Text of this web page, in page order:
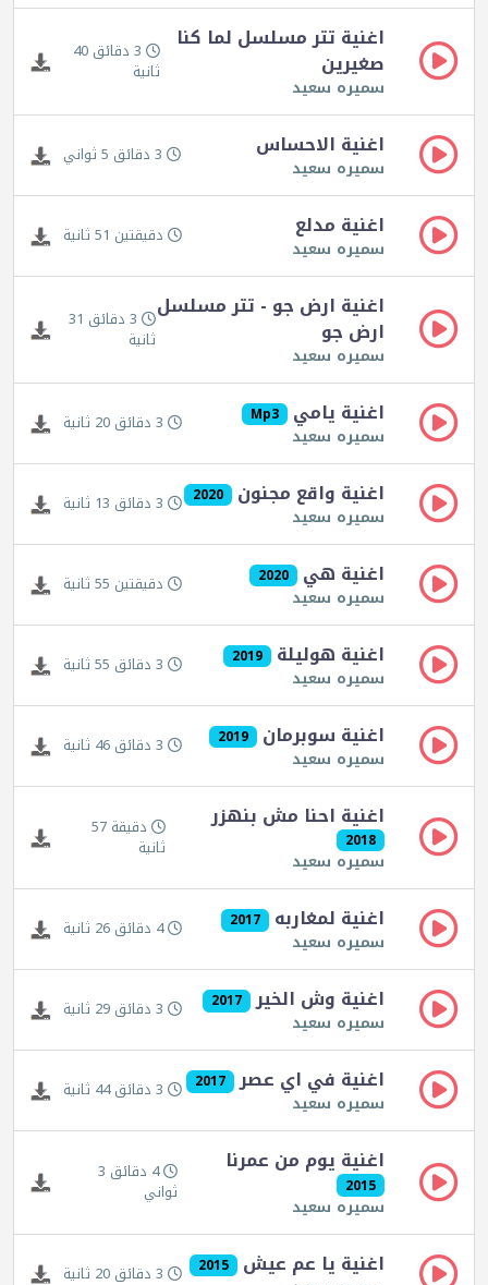
اغنية تتر مسلسل لما كنا
صغيرين
سميره سعيد
3 دقائق 40
ثانية
اغنية الاحساس
سميره سعيد 3 دقائق 5 ثواني
اغنية مدلع
سميره سعيد دقيقتين 51 ثانية
اغنية ارض جو - تتر مسلسل
ارض جو
سميره سعيد
3 دقائق 31
ثانية
اغنية يامي Mp3
سميره سعيد 3 دقائق 20 ثانية
اغنية واقع مجنون 2020
سميره سعيد 3 دقائق 13 ثانية
اغنية هي 2020
سميره سعيد دقيقتين 55 ثانية
اغنية هوليلة 2019
سميره سعيد 3 دقائق 55 ثانية
اغنية سوبرمان 2019
سميره سعيد 3 دقائق 46 ثانية
اغنية احنا مش بنهزر
2018
سميره سعيد
دقيقة 57
ثانية
اغنية لمغاربه 2017
سميره سعيد 4 دقائق 26 ثانية
اغنية وش الخير 2017
سميره سعيد 3 دقائق 29 ثانية
اغنية في اي عصر 2017
سميره سعيد 3 دقائق 44 ثانية
اغنية يوم من عمرنا
2015
سميره سعيد
4 دقائق 3
ثواني
اغنية يا عم عيش 2015 3 دقائق 20 ثانية